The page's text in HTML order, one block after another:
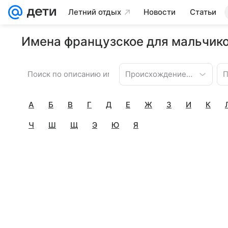
Летний отдых Новости Статьи
Имена французское для
Происхождение имени
А Б В Г Д Е Ж З И К
Ч Ш Щ Э Ю Я